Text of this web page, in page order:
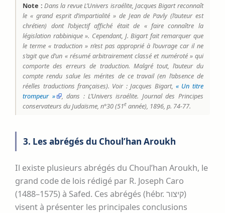
Note : Dans la revueL’Univers israélite, Jacques Bigart reconnaît
le « grand esprit d’impartialité » de Jean de Pavly (l’auteur est
chrétien) dont l’objectif affiché était de « faire connaître la
législation rabbinique ». Cependant, J. Bigart fait remarquer que
le terme « traduction » n’est pas approprié à l’ouvrage car il ne
s’agit que d’un « résumé arbitrairement classé et numéroté » qui
comporte des erreurs de traduction. Malgré tout, l’auteur du
compte rendu salue les mérites de ce travail (en l’absence de
réelles traductions françaises). Voir : Jacques Bigart,« Un titre
trompeur »
, dans : L’Univers israélite. Journal des Principes
conservateurs du Judaïsme, n°30 (51e année), 1896, p. 74-77.
3. Les abrégés du Choul’han Aroukh
Il existe plusieurs abrégés du Choul’han Aroukh, le
grand code de lois rédigé par R. Joseph Caro
(1488–1575) à Safed. Ces abrégés (hébr. קיצור)
visent à présenter les principales conclusions